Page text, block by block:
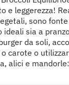
e leggerezza!
sono
ideali sia a
da soli,
carote o
alici e